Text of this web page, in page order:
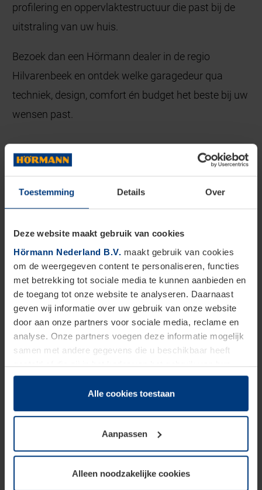
Toestemming Details Over
Deze website maakt gebruik van cookies
Hörmann Nederland B.V. maakt gebruik van cookies
om de weergegeven content te personaliseren, functies
met betrekking tot sociale media te kunnen aanbieden en
de toegang tot onze website te analyseren. Daarnaast
geven wij informatie over uw gebruik van onze website
door aan onze partners voor sociale media, reclame en
analyse. Onze partners voegen deze informatie mogelijk
samen met andere gegevens die u beschikbaar heeft
gesteld of die zij in het kader van het gebruik van hun
dienstverlening hebben verzameld.
Juridisch zijn wij gerechtigd om cookies op uw computer
onze pagina's absoluut noodzakelijk is. Voor alle andere
soorten cookies is uw toestemming vereist. Uw
toestemming kunt u op elk moment bij de uitleg van de
wijzigen of herroepen.
Alle cookies toestaan
Aanpassen
Alleen noodzakelijke cookies
profilering en oppervlaktestructuur die past bij de
uitstraling van uw huis.
Bezoek dan een Hörmann dealer in de regio
Hilvarenbeek en ontdek welke garagedeur qua
techniek, design, comfort én budget het beste bij uw
wensen past.
Veelgestelde vragen over
garagedeuren in Hilvarenbeek